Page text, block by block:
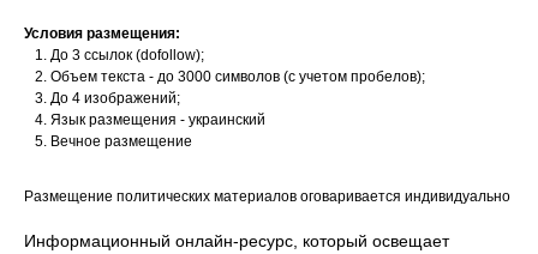
Условия размещения:
До 3 ссылок (dofollow);
Объем текста - до 3000 символов (с учетом пробелов);
До 4 изображений;
Язык размещения - украинский
Вечное размещение
Размещение политических материалов оговаривается индивидуально
Информационный онлайн-ресурс, который освещает